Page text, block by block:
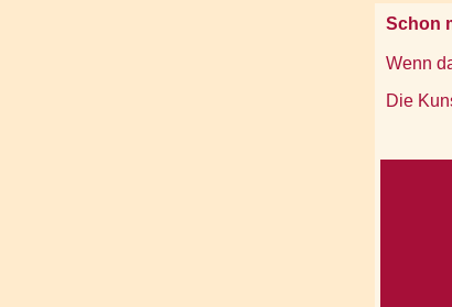
Schon
Wenn
Die